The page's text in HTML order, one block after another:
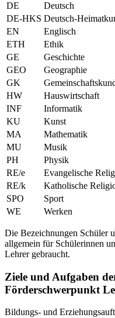
DE
Deutsch
DE-HKS Deutsch-
EN
Englisch
ETH
Ethik
GE
Geschichte
GEO
Geographie
GK
HW
Hauswirtschaft
INF
Informatik
KU
Kunst
MA
Mathematik
MU
Musik
PH
Physik
RE/e
Evangelische
RE/k
Katholische
SPO
Sport
WE
Werken
Die Bezeichnungen Schüler
allgemein für Schülerinnen
Lehrer gebraucht.
Ziele und Aufgaben
Förderschwerpunkt
Bildungs- und